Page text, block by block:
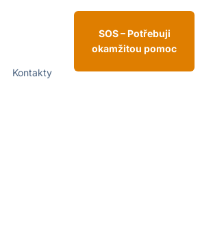
Kontakty
SOS – Potřebuji
okamžitou pomoc